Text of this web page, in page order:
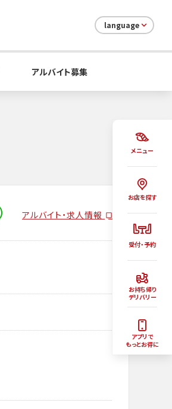
メニュー
お店を探す
受付・予約
お持ち帰り
デリバリー
アプリで
もっとお得に
language
アルバイト募集
アルバイト・求人情報